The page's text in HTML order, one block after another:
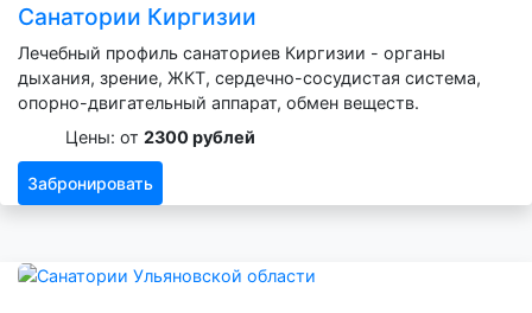
Санатории Киргизии
Лечебный профиль санаториев Киргизии - органы
дыхания, зрение, ЖКТ, сердечно-сосудистая система,
опорно-двигательный аппарат, обмен веществ.
Цены: от 2300 рублей
Забронировать